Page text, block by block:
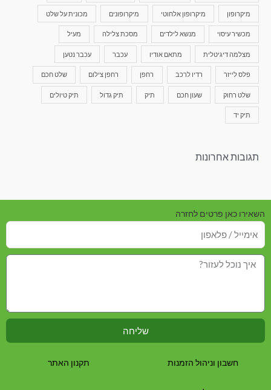
מיקרופון מיקרופון אלחוטי מיקרופונים מכונית על שלט
מכשיר עיסוי מנשא לילדים מסכת צלילה מעיל
מצלמה דיגיטלית מתאם אודיו עכבר עכבר נטען
פלס לייזר רדיו לרכב רחפן רחפן צילום שלט חכם
שלט רחוק שעון חכם תיק תיק גדול תיק טיולים
תיק יד
תגובות אחרונות
השאירו כאן פרטים לחזרה
שליחה
חשבון וניהול הזמנות תקנון האתר